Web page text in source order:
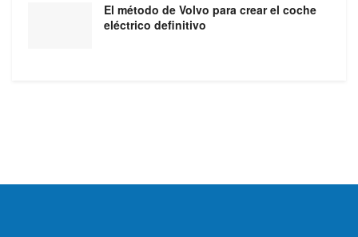
El método de Volvo para crear el coche
eléctrico definitivo